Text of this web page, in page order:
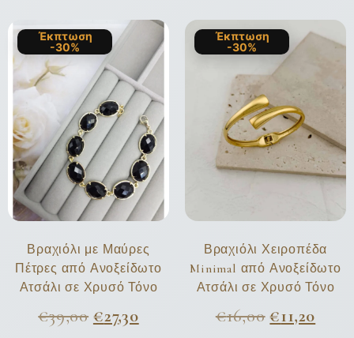
Έκπτωση
-30%
Βραχιόλι με Μαύρες
Πέτρες από Ανοξείδωτο
Ατσάλι σε Χρυσό Τόνο
€39,00 €27,30
Έκπτωση
-30%
Βραχιόλι Χειροπέδα
Minimal από Ανοξείδωτο
Ατσάλι σε Χρυσό Τόνο
€16,00 €11,20